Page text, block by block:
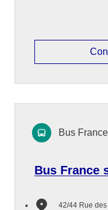
Bus France
42/44 Rue
Bus